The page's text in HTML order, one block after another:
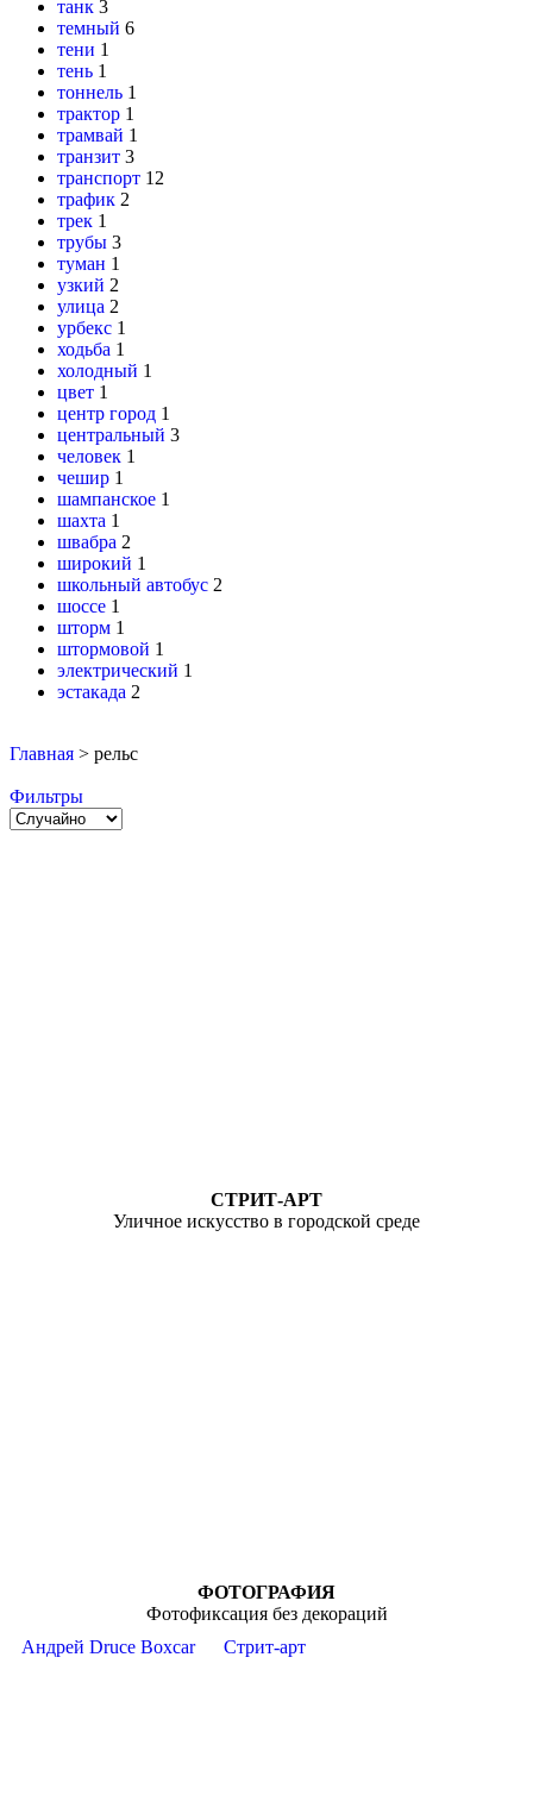
танк 3
темный 6
тени 1
тень 1
тоннель 1
трактор 1
трамвай 1
транзит 3
транспорт 12
трафик 2
трек 1
трубы 3
туман 1
узкий 2
улица 2
урбекс 1
ходьба 1
холодный 1
цвет 1
центр город 1
центральный 3
человек 1
чешир 1
шампанское 1
шахта 1
швабра 2
широкий 1
школьный автобус 2
шоссе 1
шторм 1
штормовой 1
электрический 1
эстакада 2
Главная > рельс
Фильтры
СТРИТ-АРТ
Уличное искусство в городской среде
ФОТОГРАФИЯ
Фотофиксация без декораций
Андрей Druce Boxcar
Стрит-арт